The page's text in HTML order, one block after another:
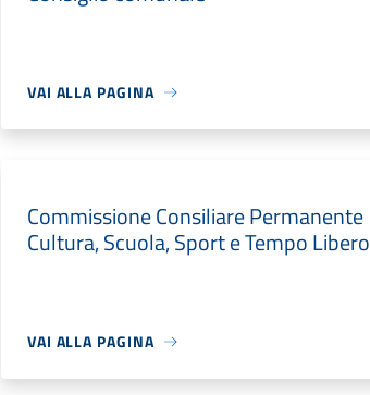
VAI ALLA PAGINA
Commissione Consiliare Permanente
Cultura, Scuola, Sport e Tempo Libero
VAI ALLA PAGINA